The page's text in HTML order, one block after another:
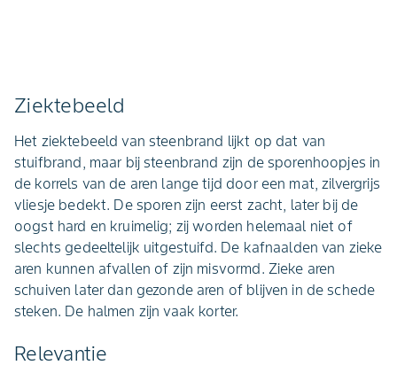
Ziektebeeld
Het ziektebeeld van steenbrand lijkt op dat van
stuifbrand, maar bij steenbrand zijn de sporenhoopjes in
de korrels van de aren lange tijd door een mat, zilvergrijs
vliesje bedekt. De sporen zijn eerst zacht, later bij de
oogst hard en kruimelig; zij worden helemaal niet of
slechts gedeeltelijk uitgestuifd. De kafnaalden van zieke
aren kunnen afvallen of zijn misvormd. Zieke aren
schuiven later dan gezonde aren of blijven in de schede
steken. De halmen zijn vaak korter.
Relevantie